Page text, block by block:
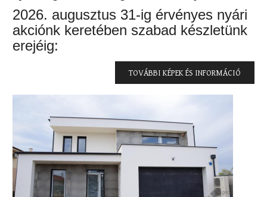
2026. augusztus 31-ig érvényes nyári
akciónk keretében szabad készletünk
erejéig:
TOVÁBBI KÉPEK ÉS INFORMÁCIÓ